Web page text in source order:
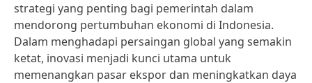
strategi yang penting bagi pemerintah dalam
mendorong pertumbuhan ekonomi di Indonesia.
Dalam menghadapi persaingan global yang semakin
ketat, inovasi menjadi kunci utama untuk
memenangkan pasar ekspor dan meningkatkan daya